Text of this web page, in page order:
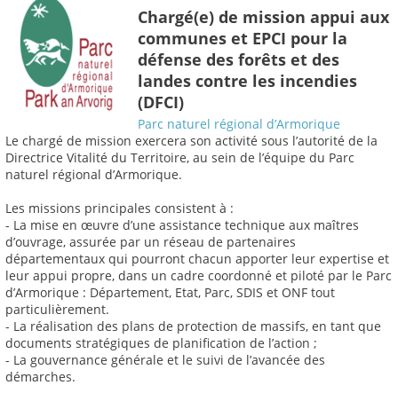
Chargé(e) de mission appui aux
communes et EPCI pour la
défense des forêts et des
landes contre les incendies
(DFCI)
Parc naturel régional d’Armorique
Le chargé de mission exercera son activité sous l’autorité de la
Directrice Vitalité du Territoire, au sein de l’équipe du Parc
naturel régional d’Armorique.
Les missions principales consistent à :
- La mise en œuvre d’une assistance technique aux maîtres
d’ouvrage, assurée par un réseau de partenaires
départementaux qui pourront chacun apporter leur expertise et
leur appui propre, dans un cadre coordonné et piloté par le Parc
d’Armorique : Département, Etat, Parc, SDIS et ONF tout
particulièrement.
- La réalisation des plans de protection de massifs, en tant que
documents stratégiques de planification de l’action ;
- La gouvernance générale et le suivi de l’avancée des
démarches.